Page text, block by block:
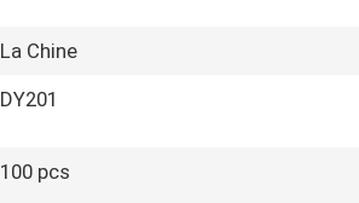
La Chine
DY201
100 pcs